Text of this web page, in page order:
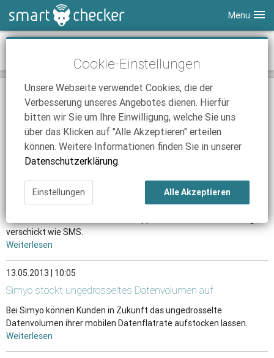
Menu
Smartphone Vergleich
Anbieter
iPhone Tarifvergleich
News
Ratgeber
Tarifvergleich
Tablet Vergleich
Surfsticks
iPad Tarifvergleich
News
Tarifvergleich
Internetanbieter
DSL Tarife
News
SmartChecker TV
02.05.2013 | 18:40
Bundesnetzagentur prüft Tarif-Modell der Telekom
Die geplante Flatrate-Kappung soll mit Hinblick auf die
Netzneutralität von der Bundesnetzagentur geprüft werden.
Weiterlesen
06.05.2013 | 11:18
Whatsapp lässt Umsätze mit SMS sinken
In diesem Jahr wurden mehr als doppelt so viele Instant Messages
verschickt wie SMS.
Weiterlesen
13.05.2013 | 10:05
Simyo stockt ungedrosseltes Datenvolumen auf
Bei Simyo können Kunden in Zukunft das ungedrosselte
Datenvolumen ihrer mobilen Datenflatrate aufstocken lassen.
Weiterlesen
Cookie-Einstellungen
Unsere Webseite verwendet Cookies, die der
Verbesserung unseres Angebotes dienen. Hierfür
bitten wir Sie um Ihre Einwilligung, welche Sie uns
über das Klicken auf "Alle Akzeptieren" erteilen
können. Weitere Informationen finden Sie in unserer
Datenschutzerklärung.
Einstellungen Alle Akzeptieren